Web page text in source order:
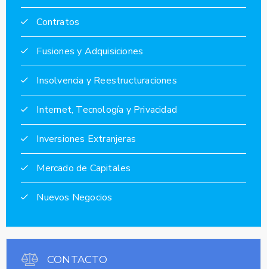
Contratos
Fusiones y Adquisiciones
Insolvencia y Reestructuraciones
Internet, Tecnología y Privacidad
Inversiones Extranjeras
Mercado de Capitales
Nuevos Negocios
CONTACTO